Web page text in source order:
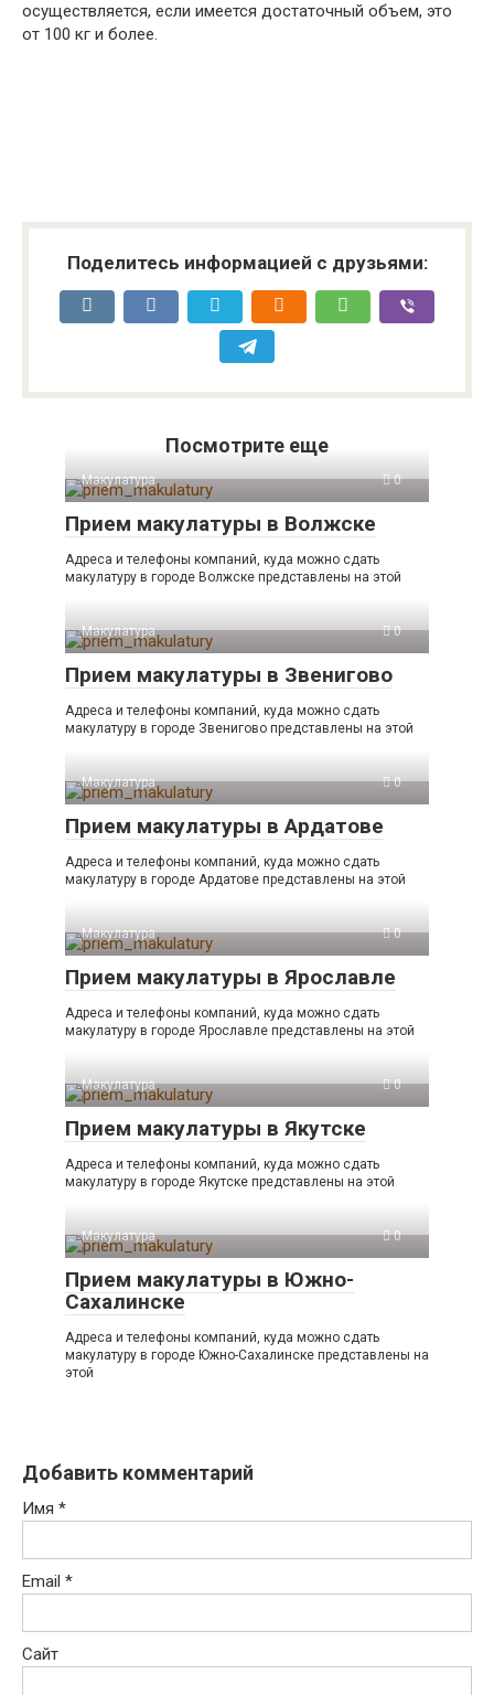
осуществляется, если имеется достаточный объем, это
от 100 кг и более.
Поделитесь информацией с друзьями:
Посмотрите еще
Макулатура 0
Прием макулатуры в Волжске
Адреса и телефоны компаний, куда можно сдать
макулатуру в городе Волжске представлены на этой
Макулатура 0
Прием макулатуры в Звенигово
Адреса и телефоны компаний, куда можно сдать
макулатуру в городе Звенигово представлены на этой
Макулатура 0
Прием макулатуры в Ардатове
Адреса и телефоны компаний, куда можно сдать
макулатуру в городе Ардатове представлены на этой
Макулатура 0
Прием макулатуры в Ярославле
Адреса и телефоны компаний, куда можно сдать
макулатуру в городе Ярославле представлены на этой
Макулатура 0
Прием макулатуры в Якутске
Адреса и телефоны компаний, куда можно сдать
макулатуру в городе Якутске представлены на этой
Макулатура 0
Прием макулатуры в Южно-
Сахалинске
Адреса и телефоны компаний, куда можно сдать
макулатуру в городе Южно-Сахалинске представлены на
этой
Добавить комментарий
Имя *
Email *
Сайт